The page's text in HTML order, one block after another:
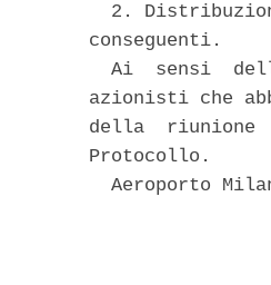
2.
conseguenti.
Ai  sensi
azionisti che
della  riunione
Protocollo.
Aeroporto